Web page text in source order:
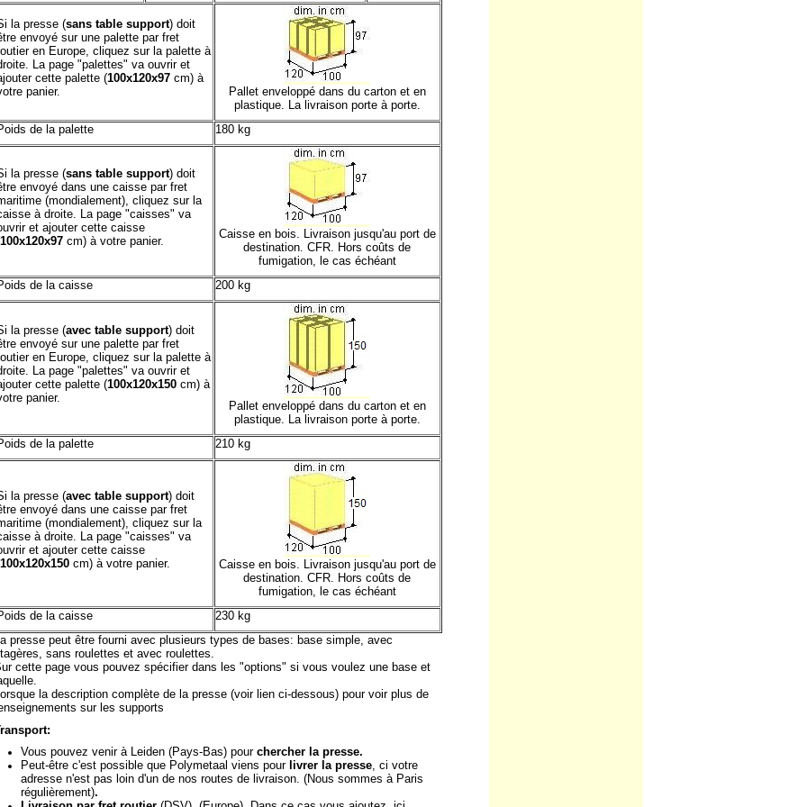
la presse (sans table support) doit
envoyé sur une palette par fret
en Europe, cliquez sur la palette à
La page "palettes" va ouvrir et
cette palette (100x120x97 cm) à
panier.
Pallet enveloppé dans du carton et en
plastique. La livraison porte à porte.
de la palette
180 kg
la presse (sans table support) doit
envoyé dans une caisse par fret
(mondialement), cliquez sur la
à droite. La page "caisses" va
et ajouter cette caisse
100x120x97cm) à votre panier.
Caisse en bois. Livraison jusqu'au port de
destination. CFR. Hors coûts de
fumigation, le cas échéant
de la caisse
200 kg
la presse (avec table support) doit
envoyé sur une palette par fret
en Europe, cliquez sur la palette à
La page "palettes" va ouvrir et
cette palette (100x120x150 cm) à
panier.
Pallet enveloppé dans du carton et en
plastique. La livraison porte à porte.
de la palette
210 kg
la presse (avec table support) doit
envoyé dans une caisse par fret
(mondialement), cliquez sur la
à droite. La page "caisses" va
et ajouter cette caisse
100x120x150cm) à votre panier.
Caisse en bois. Livraison jusqu'au port de
destination. CFR. Hors coûts de
fumigation, le cas échéant
de la caisse
230 kg
presse peut être fourni avec plusieurs types de bases: base simple, avec
sans roulettes et avec roulettes.
cette page vous pouvez spécifier dans les "options" si vous voulez une base et
la description complète de la presse (voir lien ci-dessous) pour voir plus de
sur les supports
Vous pouvez venir à Leiden (Pays-Bas) pour chercher la presse.
Peut-être c'est possible que Polymetaal viens pour livrer la presse, ci votre
adresse n'est pas loin d'un de nos routes de livraison. (Nous sommes à Paris
régulièrement).